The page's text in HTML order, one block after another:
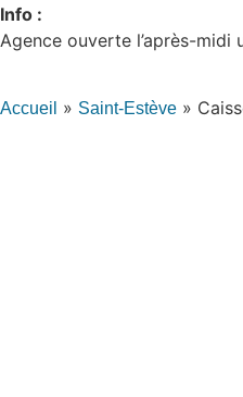
Info :
Agence ouverte l’après-midi
Accueil » Saint-Estève »